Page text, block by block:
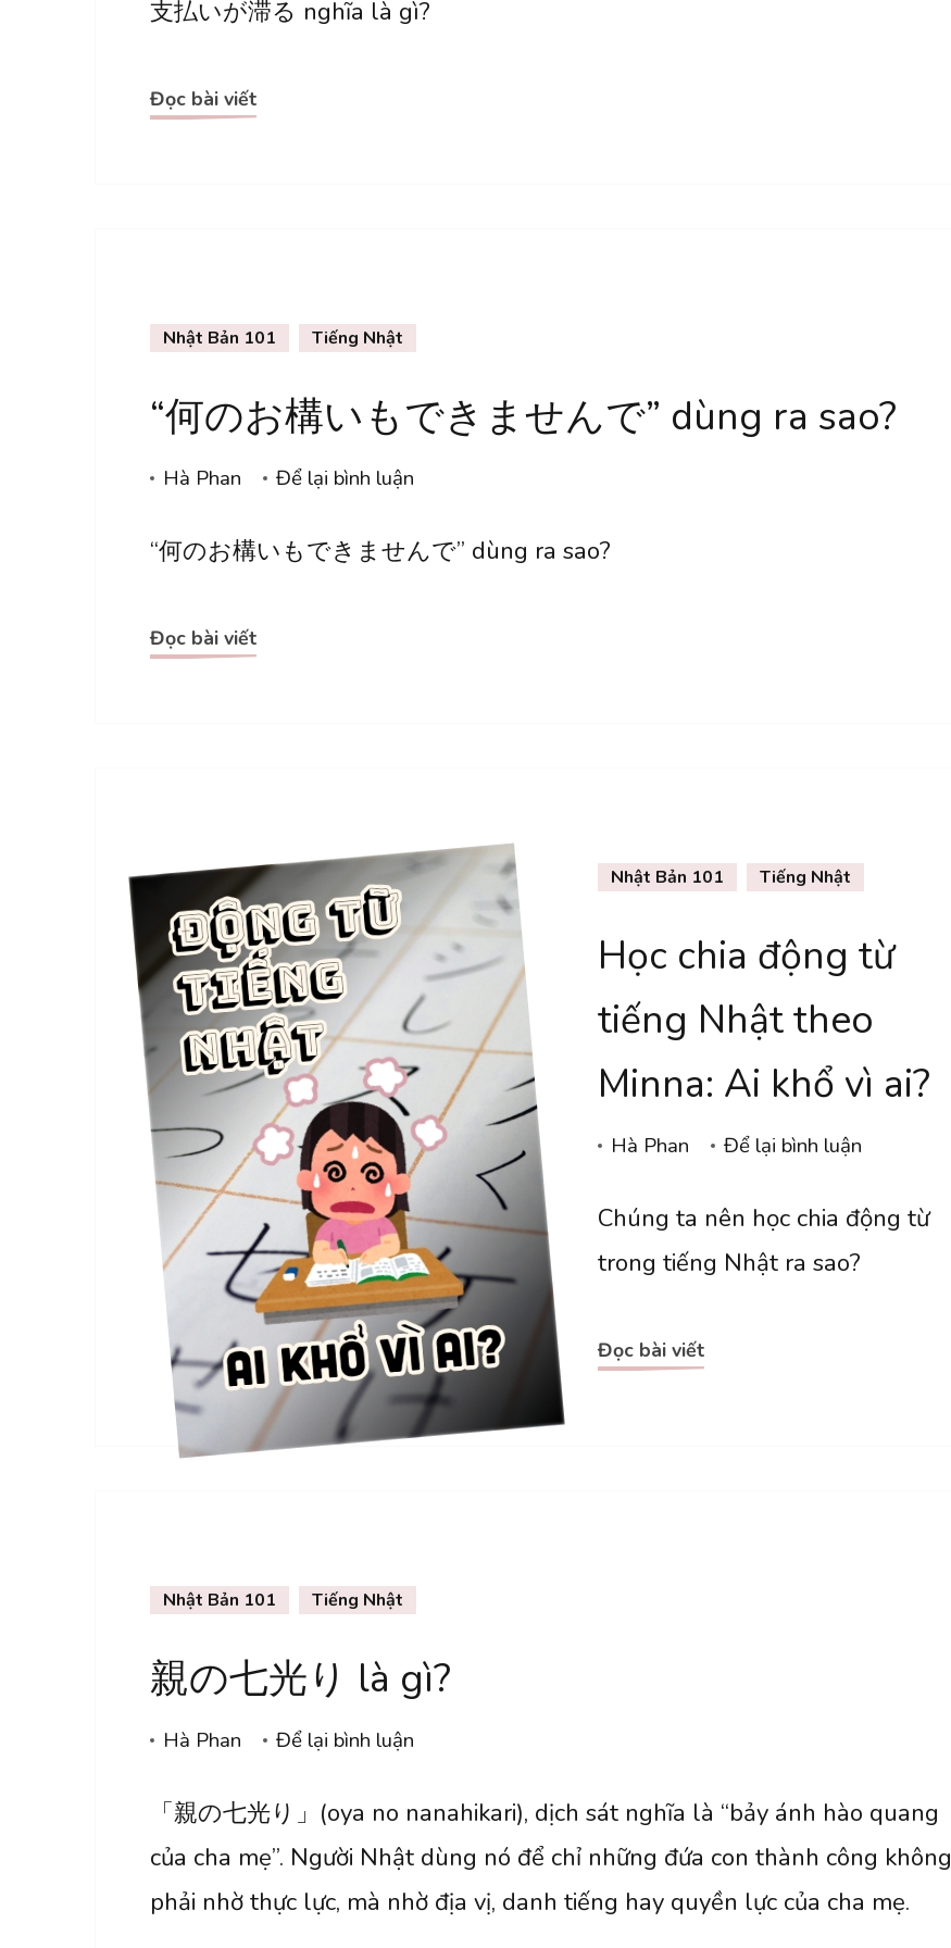
払
支払いが滞る nghĩa là gì?
Đọc bài viết
Nhật Bản 101 Tiếng Nhật
“何のお構いもできませんで” dùng ra sao?
Hà Phan Để lại bình luận
の
せ
ん
で”
dùng
ra
sao?
“何のお構いもできませんで” dùng ra sao?
Đọc bài viết
Nhật Bản 101 Tiếng Nhật
Học chia động từ
tiếng Nhật theo
Minna: Ai khổ vì ai?
Hà Phan Để lại bình luậntại
chia
Chúng ta nên học chia động từ
trong tiếng Nhật ra sao?
Đọc bài viết
Nhật Bản 101 Tiếng Nhật
親の七光り là gì?
Hà Phan Để lại bình luận
の
七
光
「親の七光り」(oya no nanahikari), dịch sát nghĩa là “bảy ánh hào quang
của cha mẹ”. Người Nhật dùng nó để chỉ những đứa con thành công không
phải nhờ thực lực, mà nhờ địa vị, danh tiếng hay quyền lực của cha mẹ.